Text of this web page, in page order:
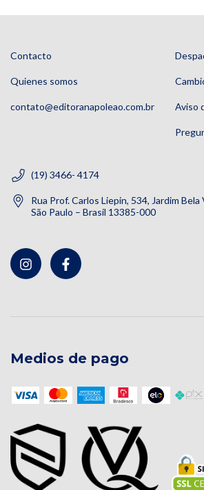
Contacto
Quienes somos
contato@editoranapoleao.com.br Aviso
(19) 3466- 4174
Rua Prof. Carlos Liepin, 534, Jardim
São Paulo – Brasil 13385-000
Medios de pago